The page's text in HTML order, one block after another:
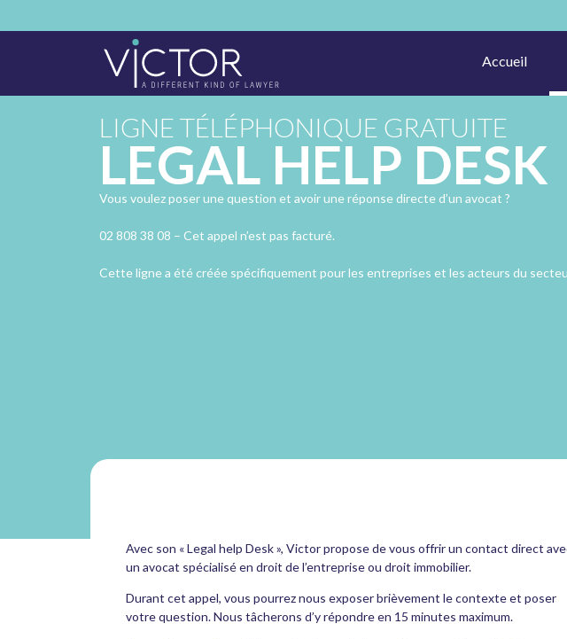
Accueil
LIGNE TÉLÉPHONIQUE GRATUITE
LEGAL HELP DESK
Vous voulez poser une question et avoir une réponse directe d’un avocat ?
02 808 38 08 – Cet appel n’est pas facturé.
Cette ligne a été créée spécifiquement pour les entreprises et les acteurs du
Avec son « Legal help Desk », Victor propose de vous offrir un contact direct
un avocat spécialisé en droit de l’entreprise ou droit immobilier.
Durant cet appel, vous pourrez nous exposer brièvement le contexte et poser
votre question. Nous tâcherons d’y répondre en 15 minutes maximum.